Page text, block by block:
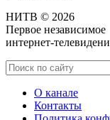
НИТВ © 2026
Первое независимое
интернет-
О канале
Контакты